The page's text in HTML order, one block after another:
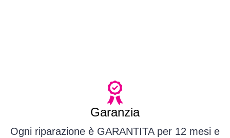
Garanzia
Ogni riparazione è GARANTITA per 12 mesi e